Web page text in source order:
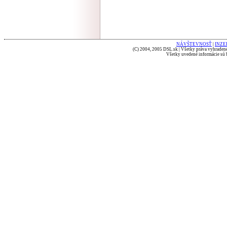
NÁVŠTEVNOSŤ
(C) 2004, 2005 DSL.sk | Všetky práva
Všetky uvedené informácie sú